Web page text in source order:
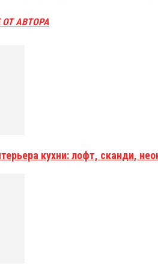
АВТОРА
кухни: лофт, сканди,